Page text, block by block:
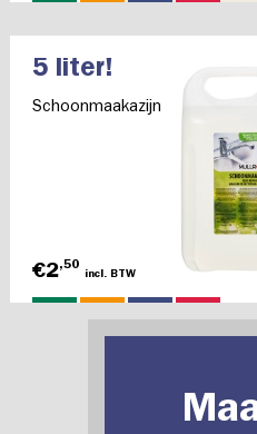
5 liter!
Schoonmaakazijn
€2,50
incl. BTW